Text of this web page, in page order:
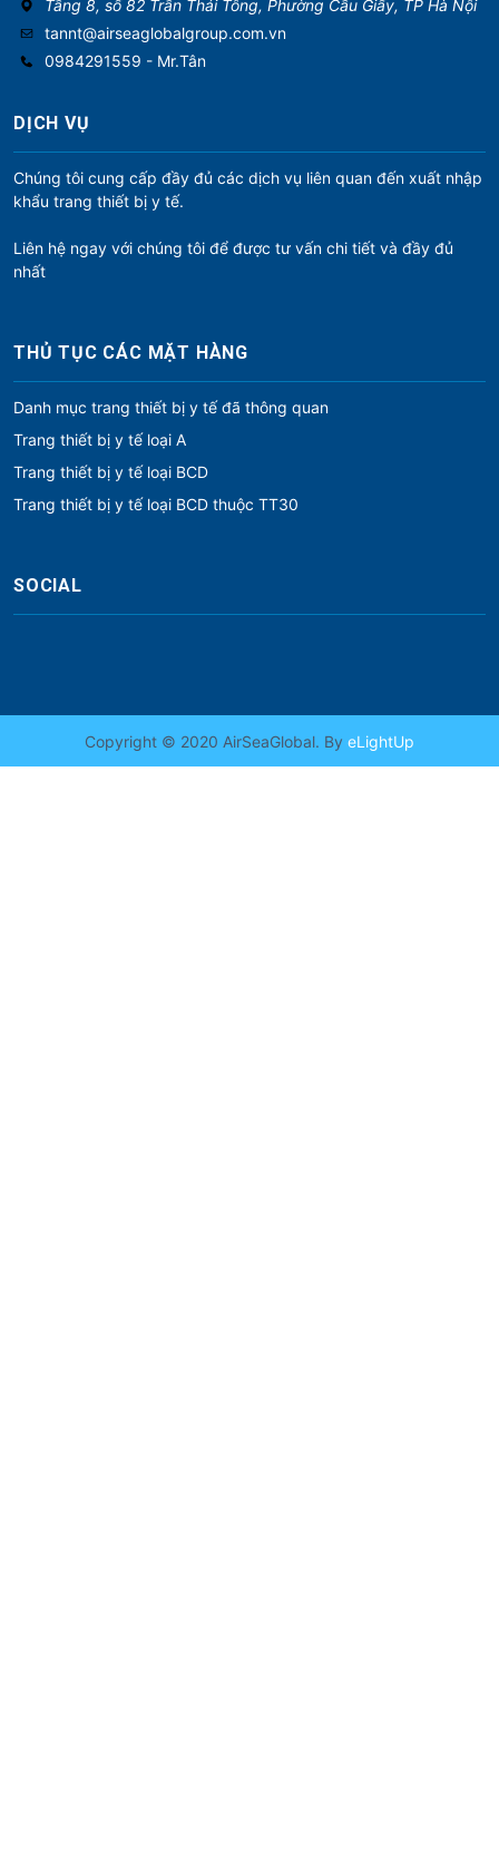
Tầng 8, số 82 Trần Thái Tông, Phường Cầu Giấy, TP Hà Nội
tannt@airseaglobalgroup.com.vn
0984291559 - Mr.Tân
DỊCH VỤ
Chúng tôi cung cấp đầy đủ các dịch vụ liên quan đến xuất nhập
khẩu trang thiết bị y tế.
Liên hệ ngay với chúng tôi để được tư vấn chi tiết và đầy đủ
nhất
THỦ TỤC CÁC MẶT HÀNG
Danh mục trang thiết bị y tế đã thông quan
Trang thiết bị y tế loại A
Trang thiết bị y tế loại BCD
Trang thiết bị y tế loại BCD thuộc TT30
SOCIAL
Copyright © 2020 AirSeaGlobal. By eLightUp